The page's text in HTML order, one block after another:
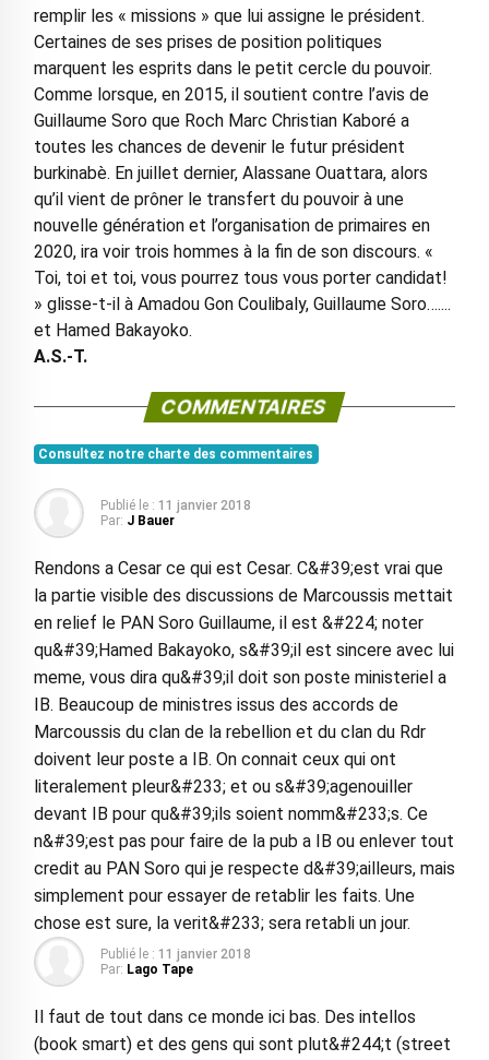
remplir les « missions » que lui assigne le président.
Certaines de ses prises de position politiques
marquent les esprits dans le petit cercle du pouvoir.
Comme lorsque, en 2015, il soutient contre l’avis de
Guillaume Soro que Roch Marc Christian Kaboré a
toutes les chances de devenir le futur président
burkinabè. En juillet dernier, Alassane Ouattara, alors
qu’il vient de prôner le transfert du pouvoir à une
nouvelle génération et l’organisation de primaires en
2020, ira voir trois hommes à la fin de son discours. «
Toi, toi et toi, vous pourrez tous vous porter candidat!
» glisse-t-il à Amadou Gon Coulibaly, Guillaume Soro…....
et Hamed Bakayoko.
A.S.-T.
COMMENTAIRES
Consultez notre charte des commentaires
Publié le : 11 janvier 2018
Par: J Bauer
Rendons a Cesar ce qui est Cesar. C&#39;est vrai que
la partie visible des discussions de Marcoussis mettait
en relief le PAN Soro Guillaume, il est &#224; noter
qu&#39;Hamed Bakayoko, s&#39;il est sincere avec lui
meme, vous dira qu&#39;il doit son poste ministeriel a
IB. Beaucoup de ministres issus des accords de
Marcoussis du clan de la rebellion et du clan du Rdr
doivent leur poste a IB. On connait ceux qui ont
literalement pleur&#233; et ou s&#39;agenouiller
devant IB pour qu&#39;ils soient nomm&#233;s. Ce
n&#39;est pas pour faire de la pub a IB ou enlever tout
credit au PAN Soro qui je respecte d&#39;ailleurs, mais
simplement pour essayer de retablir les faits. Une
chose est sure, la verit&#233; sera retabli un jour.
Publié le : 11 janvier 2018
Par: Lago Tape
Il faut de tout dans ce monde ici bas. Des intellos
(book smart) et des gens qui sont plut&#244;t (street